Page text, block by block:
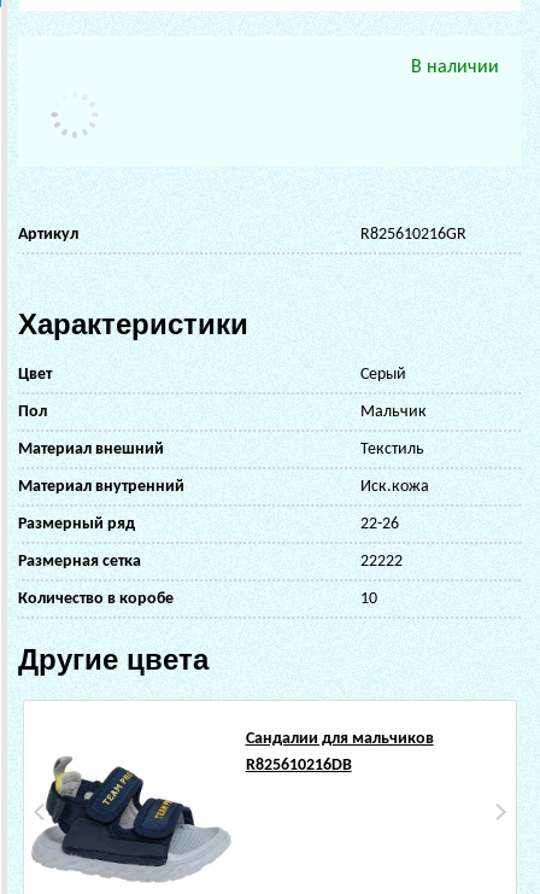
В наличии
Артикул R825610216GR
Характеристики
Цвет Серый
Пол Мальчик
Материал внешний Текстиль
Материал внутренний Иск.кожа
Размерный ряд 22-26
Размерная сетка 22222
Количество в коробе 10
Другие цвета
Сандалии для мальчиков
R825610216DB